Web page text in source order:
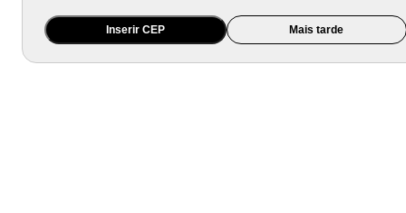
Inserir CEP Mais tarde